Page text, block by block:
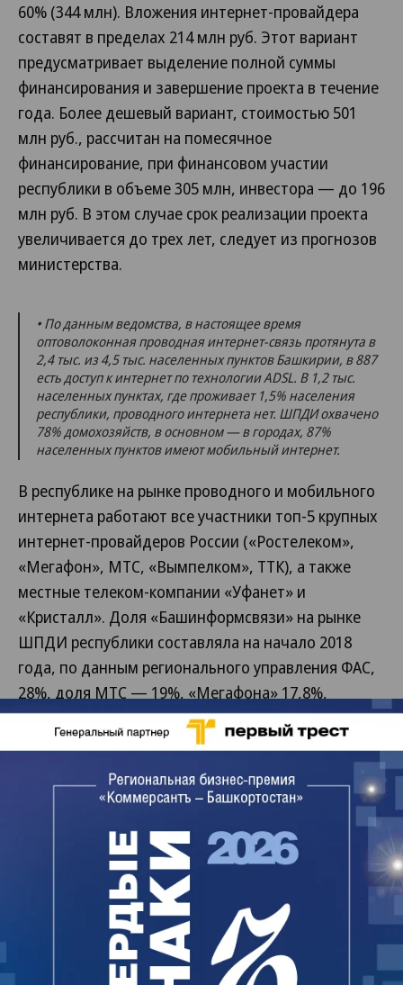
60% (344 млн). Вложения интернет-провайдера
составят в пределах 214 млн руб. Этот вариант
предусматривает выделение полной суммы
финансирования и завершение проекта в течение
года. Более дешевый вариант, стоимостью 501
млн руб., рассчитан на помесячное
финансирование, при финансовом участии
республики в объеме 305 млн, инвестора — до 196
млн руб. В этом случае срок реализации проекта
увеличивается до трех лет, следует из прогнозов
министерства.
• По данным ведомства, в настоящее время
оптоволоконная проводная интернет-связь протянута в
2,4 тыс. из 4,5 тыс. населенных пунктов Башкирии, в 887
есть доступ к интернет по технологии ADSL. В 1,2 тыс.
населенных пунктах, где проживает 1,5% населения
республики, проводного интернета нет. ШПДИ охвачено
78% домохозяйств, в основном — в городах, 87%
населенных пунктов имеют мобильный интернет.
В республике на рынке проводного и мобильного
интернета работают все участники топ-5 крупных
интернет-провайдеров России («Ростелеком»,
«Мегафон», МТС, «Вымпелком», ТТК), а также
местные телеком-компании «Уфанет» и
«Кристалл». Доля «Башинформсвязи» на рынке
ШПДИ республики составляла на начало 2018
года, по данным регионального управления ФАС,
28%, доля МТС — 19%, «Мегафона» 17,8%,
«Уфанета» — 14%, «Вымпелкома» — 12%. В
годовом отчете «Башинформсвязи» за 2018 год
отмечается, что компания занимает 50% рынка
ШПДИ в регионе.
Форму, в которой может быть реализован
совместный проект, в министерстве уточнить
отказались до окончания совещания в
правительстве. По информации Геннадия
Разумикина, речь пока идет об интернетизации
«самых проблемных» населенных пунктов, из